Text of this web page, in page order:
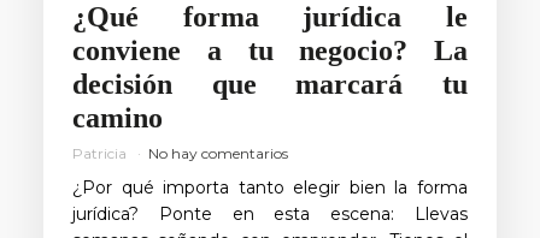
¿Qué forma jurídica le
conviene a tu negocio? La
decisión que marcará tu
camino
Patricia No hay comentarios
¿Por qué importa tanto elegir bien la forma
jurídica? Ponte en esta escena: Llevas